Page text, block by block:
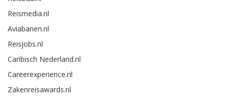
Reismedia.nl
Aviabanen.nl
Reisjobs.nl
Caribisch Nederland.nl
Careerexperience.nl
Zakenreisawards.nl